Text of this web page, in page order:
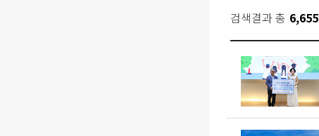
검색결과 총 6,655